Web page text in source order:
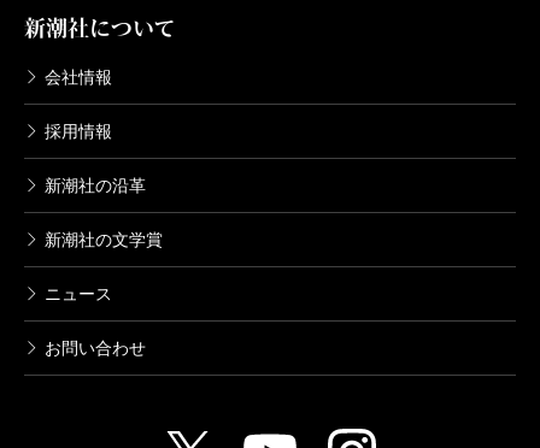
新潮社について
会社情報
採用情報
新潮社の沿革
新潮社の文学賞
ニュース
お問い合わせ